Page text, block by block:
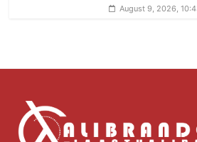
August 9, 2026,